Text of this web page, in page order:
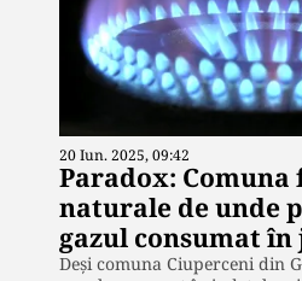
20 Iun. 2025, 09:42
Paradox: Comuna
naturale de unde
gazul consumat în
Deși comuna Ciuperceni din